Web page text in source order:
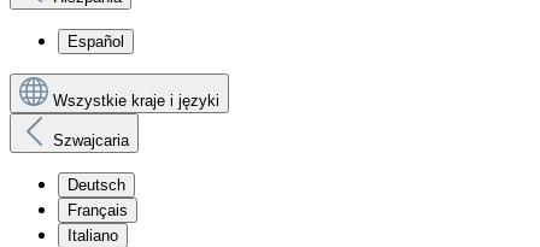
Español
Wszystkie kraje i języki
Szwajcaria
Deutsch
Français
Italiano